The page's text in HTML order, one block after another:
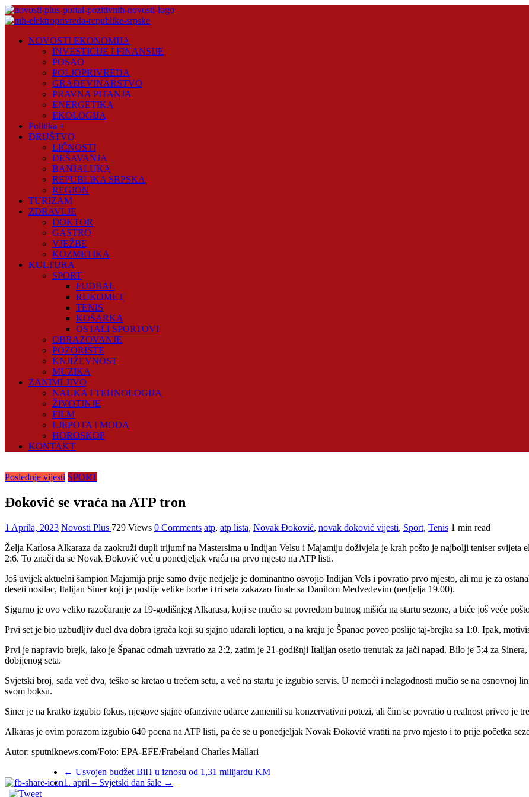
Skip
to
Plus
NOVOSTI EKONOMIJA
INVESTICIJE I FINANSIJE
POSAO
POLJOPRIVREDA
GRAĐEVINARSTVO
PRAVNA PITANJA
ENERGETIKA
EKOLOGIJA
Politika +
DRUŠTVO
LIČNOSTI
DEŠAVANJA
BANJALUKA
REPUBLIKA SRPSKA
REGION
TURIZAM
ZDRAVLJE
DOKTOR
GASTRO
VJEŽBE
KOZMETIKA
KULTURA
SPORT
FUDBAL
RUKOMET
TENIS
KOŠARKA
OSTALI SPORTOVI
OBRAZOVANJE
POZORIŠTE
KNJIŽEVNOST
MUZIKA
ZANIMLJIVO
NAUKA I TEHNOLOGIJA
ŽIVOTINJE
FILM
LJEPOTA I MODA
HOROSKOP
KONTAKT
Poslednje vijesti SPORT
Đoković se vraća na ATP tron
1 Aprila, 2023 Novosti Plus 729 Views 0 Comments atp, atp lista, Novak Đoković, novak đoković vijesti, Sport, Tenis 1 min read
Želja Karlosa Alkaraza da zaokruži dupli trijumf na Mastersima u Indijan Velsu i Majamiju doživjela je krah pošto je najbolji teniser svijeta
2:6. To znači da se Novak Đoković već u ponedjeljak vraća na prvo mjesto na ATP listi.
Јoš uvijek aktuelni šampion Majamija prije samo dvije nedjelje je dominantno osvojio Indijan Vels i povratio prvo mjesto, ali mu je za
deseti nosilac, Italijan Siner koji je poslije velike borbe i tri seta zakazao finale sa Danilom Medvedevim (nedjelja 19.00).
Sigurno je ovo veliko razočaranje za 19-godišnjeg Alkarasa, koji se mučio sa povredom butnog mišića na startu sezone, a biće još veće
Prvi set je bio uzbudljiv duel dva dobra igrača koji su sjajno udarali lopticu, a na kraju je Španac poveo poslije taj-brejka sa 1:0. Ipak,
Prvi je napravio brejk, iako je Španac odmah uzvratio za 2:2, zatim je 21-godišnji Italijan osetio trenutak za jači napad. Bilo je 5:4 za
dobijenog seta.
Svjetski broj, sada već dva, teško se kretao u trećem setu, a već na startu je izgubio servis. U nemoći i nelagodnosti mučio se na osnovnoj
svom boksu.
Siner je na kratko izgubio fokus, njegove sjajne ofanzivne udarce zamenili su konzervativni potezi, ali čim se povratio u realnost priveo je
Alkaras je ovim porazom izgubio 640 poena na ATP listi, pa će se u ponedjeljak Novak Đoković vratiti na prvo mjesto i to prije početka
Autor: sputniknews.com/Foto: EPA-EFE/Frabeland Charles Mallari
← Usvojen budžet BiH u iznosu od 1,31 milijardu KM
1. april – Svjetski dan šale →